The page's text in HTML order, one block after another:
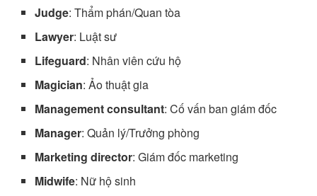
Judge: Thẩm phán/Quan tòa
Lawyer: Luật sư
Lifeguard: Nhân viên cứu hộ
Magician: Ảo thuật gia
Management consultant: Cố vấn ban giám đốc
Manager: Quản lý/Trưởng phòng
Marketing director: Giám đốc marketing
Midwife: Nữ hộ sinh